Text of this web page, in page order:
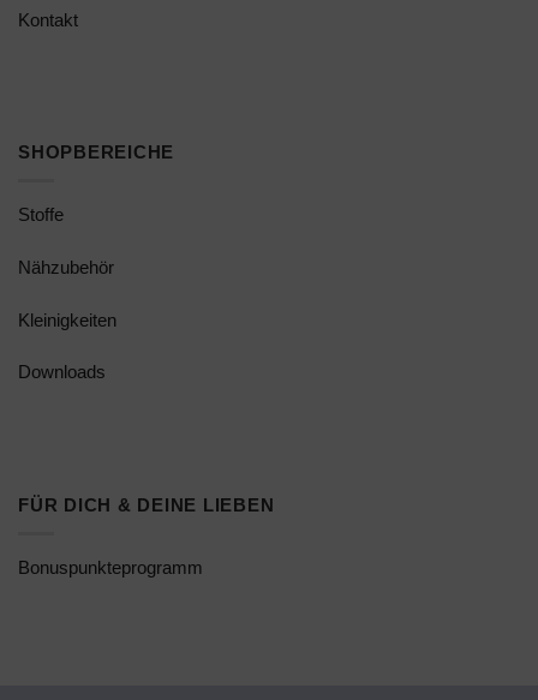
Kontakt
SHOPBEREICHE
Stoffe
Nähzubehör
Kleinigkeiten
Downloads
FÜR DICH & DEINE LIEBEN
Bonuspunkteprogramm